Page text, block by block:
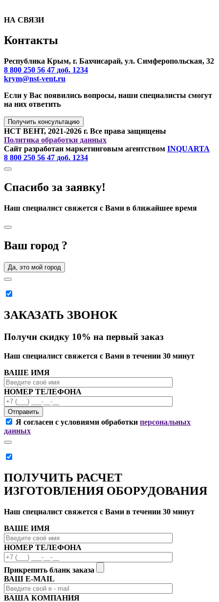
НА СВЯЗИ
Контакты
Республика Крым, г. Бахчисарай, ул. Симферопольская, 32
8 800 250 56 47 доб. 1234
krym@nst-vent.ru
Если у Вас появились вопросы, наши специалисты смогут
на них ответить
Получить консультацию
НСТ ВЕНТ, 2021-2026 г. Все права защищены
Политика обработки данных
Сайт разработан маркетинговым агентством INQUARTA
8 800 250 56 47 доб. 1234
Спасибо за заявку!
Наш специалист свяжется с Вами в ближайшее время
Ваш город ?
Да, это мой город
ЗАКАЗАТЬ ЗВОНОК
Получи скидку 10% на первый заказ
Наш специалист свяжется с Вами в течении 30 минут
ВАШЕ ИМЯ
НОМЕР ТЕЛЕФОНА
Отправить
Я согласен с условиями обработки персональных
данных
ПОЛУЧИТЬ РАСЧЕТ
ИЗГОТОВЛЕНИЯ ОБОРУДОВАНИЯ
Наш специалист свяжется с Вами в течении 30 минут
ВАШЕ ИМЯ
НОМЕР ТЕЛЕФОНА
Прикрепить бланк заказа
ВАШ Е-МAIL
ВАША КОМПАНИЯ